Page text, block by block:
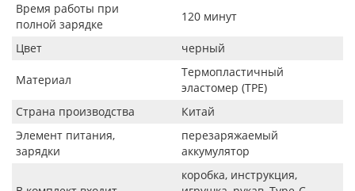
Время работы при
полной зарядке
120 минут
Цвет черный
Материал
Термопластичный
эластомер (TPE)
Страна производства
Китай
Элемент питания,
зарядки
перезаряжаемый
аккумулятор
коробка, инструкция,